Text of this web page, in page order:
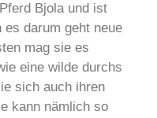
Bjola und ist
es darum geht neue
mag sie es
eine wilde durchs
sich auch ihren
kann nämlich so